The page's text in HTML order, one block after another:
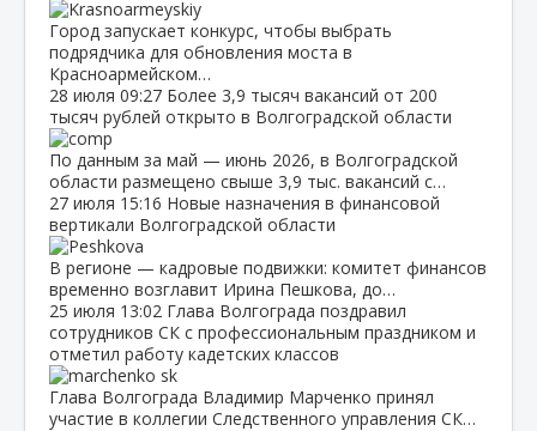
Город запускает конкурс, чтобы выбрать
подрядчика для обновления моста в
Красноармейском…
28 июля 09:27 Более 3,9 тысяч вакансий от 200
тысяч рублей открыто в Волгоградской области
По данным за май — июнь 2026, в Волгоградской
области размещено свыше 3,9 тыс. вакансий с…
27 июля 15:16 Новые назначения в финансовой
вертикали Волгоградской области
В регионе — кадровые подвижки: комитет финансов
временно возглавит Ирина Пешкова, до…
25 июля 13:02 Глава Волгограда поздравил
сотрудников СК с профессиональным праздником и
отметил работу кадетских классов
Глава Волгограда Владимир Марченко принял
участие в коллегии Следственного управления СК…